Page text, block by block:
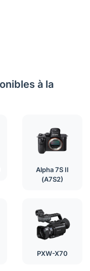
à la
Alpha 7S II
(A7S2)
PXW-X70